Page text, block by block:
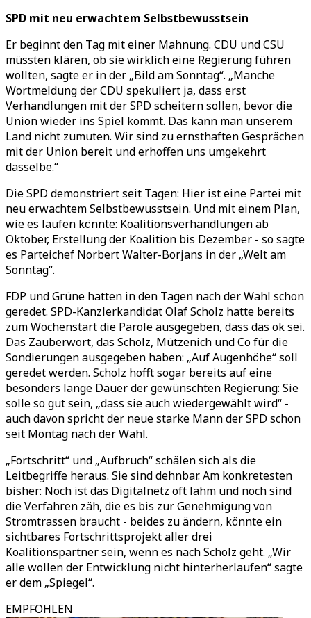
SPD mit neu erwachtem Selbstbewusstsein
Er beginnt den Tag mit einer Mahnung. CDU und CSU
müssten klären, ob sie wirklich eine Regierung führen
wollten, sagte er in der „Bild am Sonntag“. „Manche
Wortmeldung der CDU spekuliert ja, dass erst
Verhandlungen mit der SPD scheitern sollen, bevor die
Union wieder ins Spiel kommt. Das kann man unserem
Land nicht zumuten. Wir sind zu ernsthaften Gesprächen
mit der Union bereit und erhoffen uns umgekehrt
dasselbe.“
Die SPD demonstriert seit Tagen: Hier ist eine Partei mit
neu erwachtem Selbstbewusstsein. Und mit einem Plan,
wie es laufen könnte: Koalitionsverhandlungen ab
Oktober, Erstellung der Koalition bis Dezember - so sagte
es Parteichef Norbert Walter-Borjans in der „Welt am
Sonntag“.
FDP und Grüne hatten in den Tagen nach der Wahl schon
geredet. SPD-Kanzlerkandidat Olaf Scholz hatte bereits
zum Wochenstart die Parole ausgegeben, dass das ok sei.
Das Zauberwort, das Scholz, Mützenich und Co für die
Sondierungen ausgegeben haben: „Auf Augenhöhe“ soll
geredet werden. Scholz hofft sogar bereits auf eine
besonders lange Dauer der gewünschten Regierung: Sie
solle so gut sein, „dass sie auch wiedergewählt wird“ -
auch davon spricht der neue starke Mann der SPD schon
seit Montag nach der Wahl.
„Fortschritt“ und „Aufbruch“ schälen sich als die
Leitbegriffe heraus. Sie sind dehnbar. Am konkretesten
bisher: Noch ist das Digitalnetz oft lahm und noch sind
die Verfahren zäh, die es bis zur Genehmigung von
Stromtrassen braucht - beides zu ändern, könnte ein
sichtbares Fortschrittsprojekt aller drei
Koalitionspartner sein, wenn es nach Scholz geht. „Wir
alle wollen der Entwicklung nicht hinterherlaufen“ sagte
er dem „Spiegel“.
EMPFOHLEN